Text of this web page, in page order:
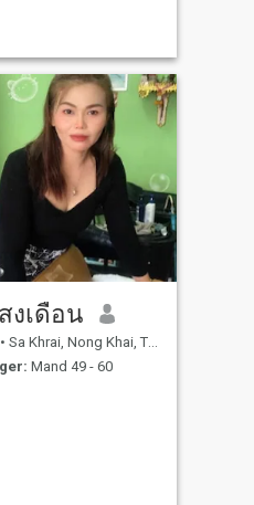
งเดือน
• Sa Khrai, Nong Khai, Thailand
Mand 49 - 60